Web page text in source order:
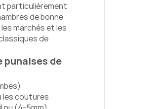
particulièrement
de bonne
marchés et les
de
de
les coutures